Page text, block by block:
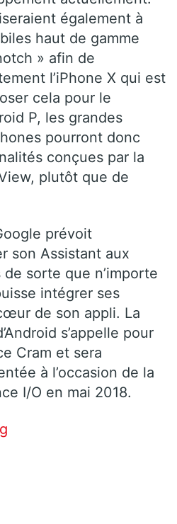
également à
haut de gamme
» afin de
l’iPhone X qui est
cela pour le
P, les grandes
pourront donc
conçues par la
plutôt que de
prévoit
son Assistant aux
sorte que n’importe
intégrer ses
de son appli. La
s’appelle pour
Cram et sera
à l’occasion de la
I/O en mai 2018.